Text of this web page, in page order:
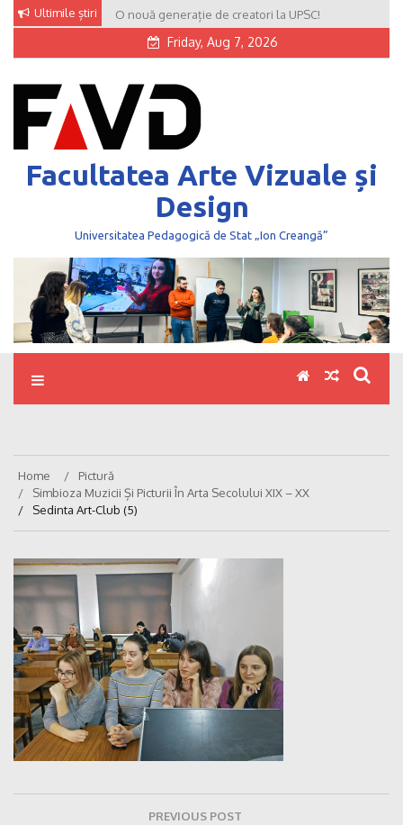
Skip
content
Ultimile știri O nouă generație de creatori la UPSC!
Friday, Aug 7, 2026
Facultatea Arte Vizuale și
Design
Universitatea Pedagogică de Stat „Ion Creangă”
Home
Pictură
Simbioza Muzicii Și Picturii În Arta Secolului XIX – XX
Sedinta Art-Club (5)
PREVIOUS POST